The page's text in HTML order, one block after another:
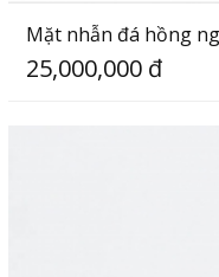
Mặt nhẫn đá hồng
25,000,000 đ